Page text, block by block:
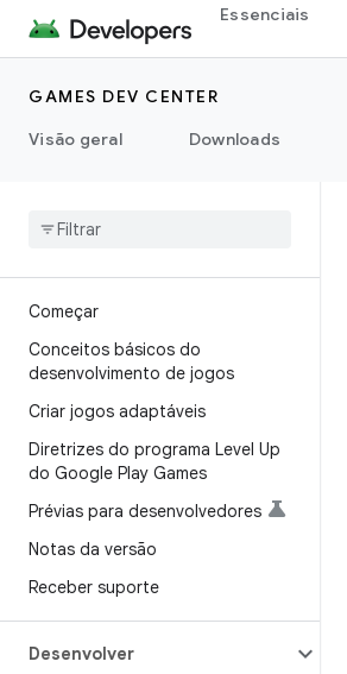
Essenciais
GAMES DEV CENTER
Visão geral
Downloads
Começar
Conceitos básicos do
desenvolvimento de jogos
Criar jogos adaptáveis
Diretrizes do programa Level Up
do Google Play Games
Prévias para desenvolvedores
Notas da versão
Receber suporte
Desenvolver